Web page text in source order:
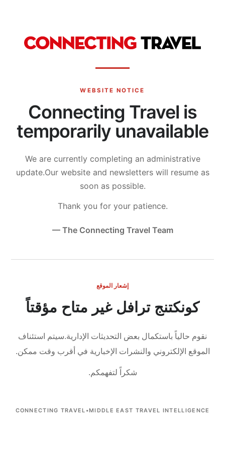
WEBSITE NOTICE
Connecting Travel is
temporarily unavailable
We are currently completing an administrative
update.Our website and newsletters will resume as
soon as possible.
Thank you for your patience.
— The Connecting Travel Team
إشعار الموقع
كونكتنج ترافل غير متاح مؤقتاً
نقوم حالياً باستكمال بعض التحديثات الإدارية.سيتم استئناف
الموقع الإلكتروني والنشرات الإخبارية في أقرب وقت ممكن.
شكراً لتفهمكم.
CONNECTING TRAVEL •MIDDLE EAST TRAVEL INTELLIGENCE